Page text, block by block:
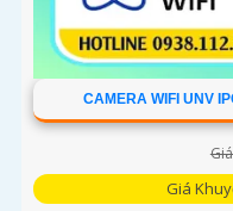
CAMERA WIFI UNV
Giá